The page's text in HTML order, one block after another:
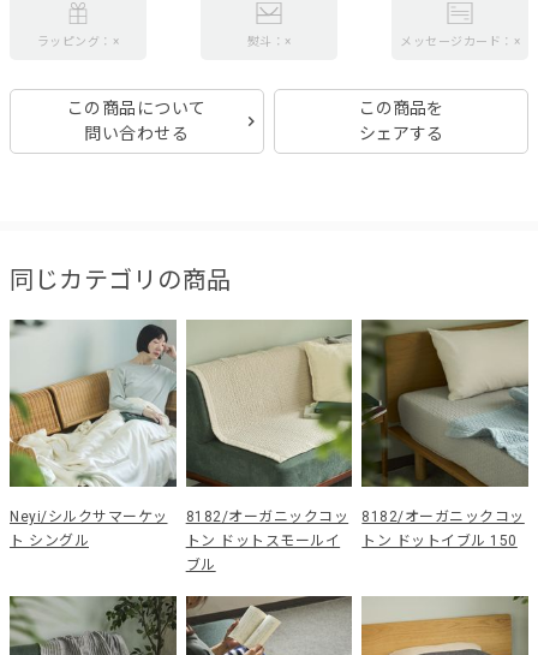
ラッピング：× 熨斗：× メッセージカード：×
この商品について
問い合わせる
この商品を
シェアする
同じカテゴリの商品
Neyi/シルクサマーケッ
ト シングル
8182/オーガニックコッ
トン ドットスモールイ
ブル
8182/オーガニックコッ
トン ドットイブル 150